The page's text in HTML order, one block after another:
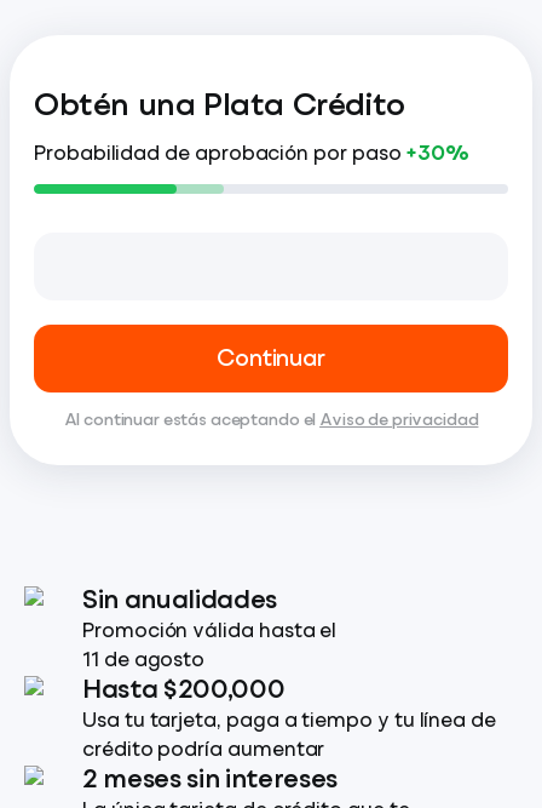
Obtén una Plata Crédito
Probabilidad de aprobación por paso +30%
Continuar
Al continuar estás aceptando el Aviso de privacidad
Sin anualidades
Promoción válida hasta el
11 de agosto
Hasta $200,000
Usa tu tarjeta, paga a tiempo y tu línea de
crédito podría aumentar
2 meses sin intereses